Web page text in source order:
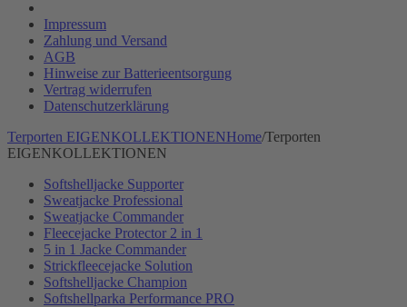
Impressum
Zahlung und Versand
AGB
Hinweise zur Batterieentsorgung
Vertrag widerrufen
Datenschutzerklärung
Terporten EIGENKOLLEKTIONENHome/Terporten
EIGENKOLLEKTIONEN
Softshelljacke Supporter
Sweatjacke Professional
Sweatjacke Commander
Fleecejacke Protector 2 in 1
5 in 1 Jacke Commander
Strickfleecejacke Solution
Softshelljacke Champion
Softshellparka Performance PRO